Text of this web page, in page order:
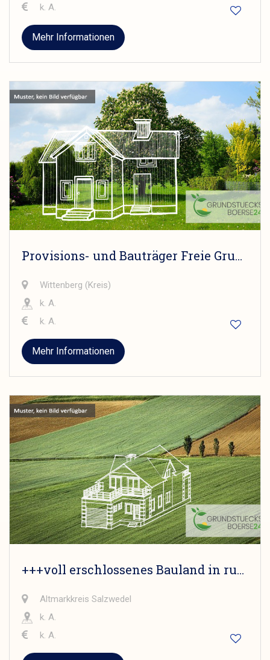
k. A.
Mehr Informationen
Provisions- und Bauträger Freie Grundstücke
Wittenberg (Kreis)
k. A.
k. A.
Mehr Informationen
+++voll erschlossenes Bauland in ruhiger Lage - Vahrholz+++
Altmarkkreis Salzwedel
k. A.
k. A.